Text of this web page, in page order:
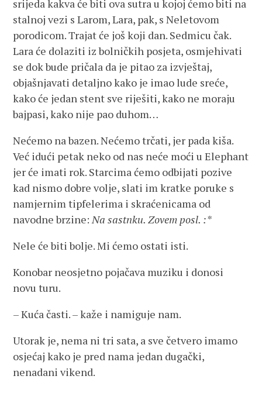
srijeda kakva će biti ova sutra u kojoj ćemo biti na
stalnoj vezi s Larom, Lara, pak, s Neletovom
porodicom. Trajat će još koji dan. Sedmicu čak.
Lara će dolaziti iz bolničkih posjeta, osmjehivati
se dok bude pričala da je pitao za izvještaj,
objašnjavati detaljno kako je imao lude sreće,
kako će jedan stent sve riješiti, kako ne moraju
bajpasi, kako nije pao duhom…
Nećemo na bazen. Nećemo trčati, jer pada kiša.
Već idući petak neko od nas neće moći u Elephant
jer će imati rok. Starcima ćemo odbijati pozive
kad nismo dobre volje, slati im kratke poruke s
namjernim tipfelerima i skraćenicama od
navodne brzine:Na sastnku. Zovem posl. :*
Nele će biti bolje. Mi ćemo ostati isti.
Konobar neosjetno pojačava muziku i donosi
novu turu.
– Kuća časti. – kaže i namiguje nam.
Utorak je, nema ni tri sata, a sve četvero imamo
osjećaj kako je pred nama jedan dugački,
nenadani vikend.